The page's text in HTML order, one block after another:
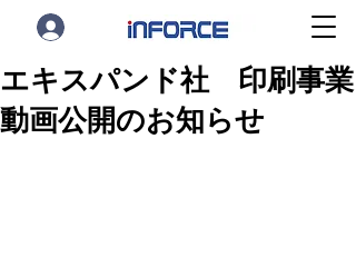
エキスパンド社 印刷事業
動画公開のお知らせ